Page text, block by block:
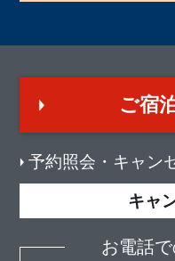
ご宿
予約照会・キャン
キャ
お電話